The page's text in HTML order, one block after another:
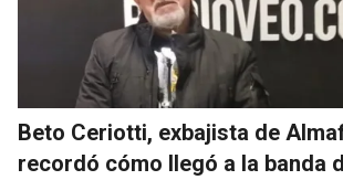
Beto Ceriotti, exbajista de
recordó cómo llegó a la banda